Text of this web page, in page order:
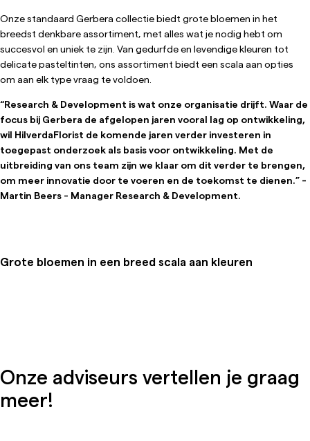
Onze standaard Gerbera collectie biedt grote bloemen in het
breedst denkbare assortiment, met alles wat je nodig hebt om
succesvol en uniek te zijn. Van gedurfde en levendige kleuren tot
delicate pasteltinten, ons assortiment biedt een scala aan opties
om aan elk type vraag te voldoen.
“Research & Development is wat onze organisatie drijft. Waar de
focus bij Gerbera de afgelopen jaren vooral lag op ontwikkeling,
wil HilverdaFlorist de komende jaren verder investeren in
toegepast onderzoek als basis voor ontwikkeling. Met de
uitbreiding van ons team zijn we klaar om dit verder te brengen,
om meer innovatie door te voeren en de toekomst te dienen.” -
Martin Beers - Manager Research & Development.
Grote bloemen in een breed scala aan kleuren
Onze adviseurs vertellen je graag
meer!